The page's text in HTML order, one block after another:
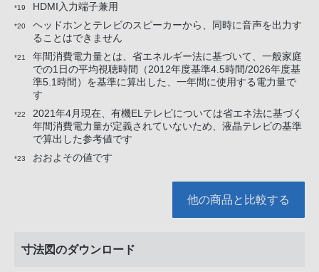
*19 HDMI入力端子兼用
*20
ヘッドホンとテレビのスピーカーから、同時に音声を出力す
ることはできません
*21
年間消費電力量とは、省エネルギー法に基づいて、一般家庭
での1日の平均視聴時間（2012年度基準4.5時間/2026年度基
準5.1時間）を基準に算出した、一年間に使用する電力量で
す
*22
2021年4月現在、有機ELテレビについては省エネ法に基づく
年間消費電力量が定義されていないため、液晶テレビの基準
で算出した参考値です
*23 おおよその値です
他の商品と比較する
寸法図のダウンロード